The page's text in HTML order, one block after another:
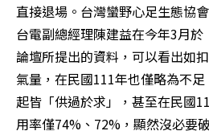
直接退場。台灣蠻野心足生態協
台電副總經理陳建益在今年3月於
論壇所提出的資料，可以看出如
氣量，在民國111年也僅略為不
起皆「供過於求」，甚至在民國
用率僅74%、72%，顯然沒必要